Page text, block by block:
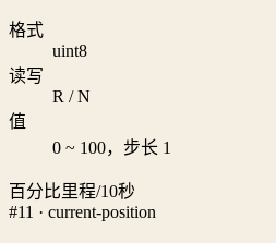
格式
uint8
读写
R / N
值
0 ~ 100，步长 1
百分比里程/10秒
#11 · current-position